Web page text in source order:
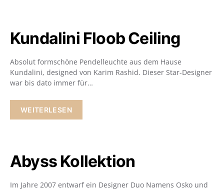
Kundalini Floob Ceiling
Absolut formschöne Pendelleuchte aus dem Hause
Kundalini, designed von Karim Rashid. Dieser Star-Designer
war bis dato immer für…
WEITERLESEN
Abyss Kollektion
Im Jahre 2007 entwarf ein Designer Duo Namens Osko und